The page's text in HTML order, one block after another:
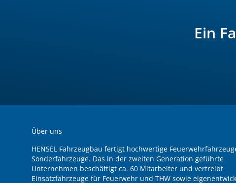
Ein
Über uns
HENSEL Fahrzeugbau fertigt hochwertige
Sonderfahrzeuge. Das in der zweiten Generation geführte
Unternehmen beschäftigt ca. 60 Mitarbeiter und vertreibt
Einsatzfahrzeuge für Feuerwehr und THW sowie